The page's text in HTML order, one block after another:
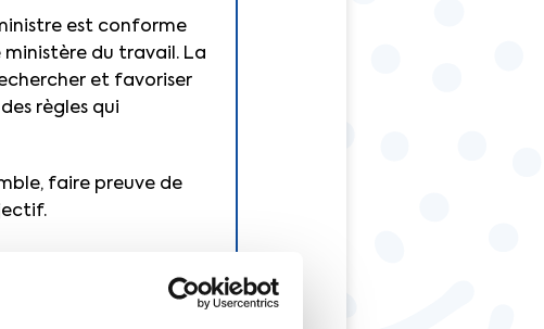
est conforme
du travail. La
et favoriser
règles qui
faire preuve de